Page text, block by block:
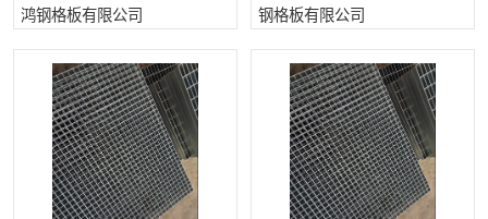
鸿钢格板有限公司
钢格板有限公司
整流格栅